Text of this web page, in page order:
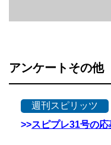
アンケートその他
週刊スピリッツ
>>スピプレ31号の応